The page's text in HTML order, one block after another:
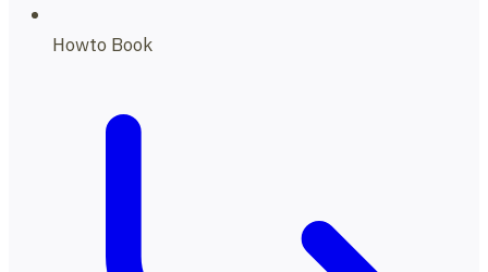
Howto Book